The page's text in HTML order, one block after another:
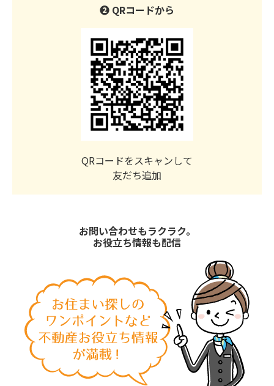
❷ QRコードから
QRコードをスキャンして
友だち追加
お問い合わせもラクラク。
お役立ち情報も配信